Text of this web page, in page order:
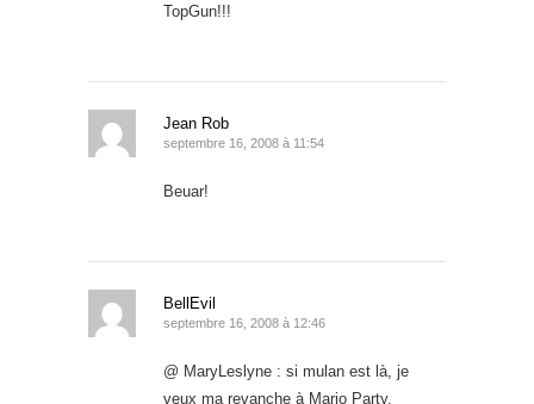
TopGun!!!
Jean Rob
septembre 16, 2008 à 11:54
Beuar!
BellEvil
septembre 16, 2008 à 12:46
@ MaryLeslyne : si mulan est là, je
veux ma revanche à Mario Party.